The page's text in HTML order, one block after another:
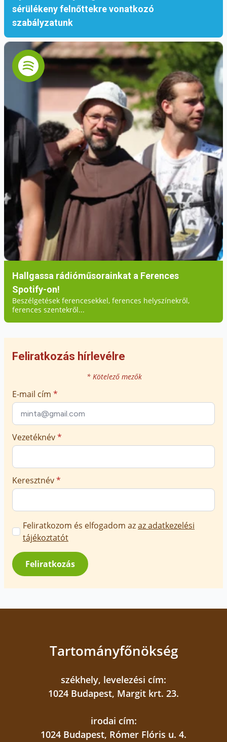
szeretetből odaadjuk.
A szeretetből odaadott élet találkozhat akár a
halállal is, ahogyan az Úr Jézussal is történt.
De ez egy megváltott élet, azaz egy olyan élet,
amely nem ér véget, nem múlik el, és nem
osztozik a Templom sorsában, amelyből kő
kövön nem marad.
Azzal ellentétben egy olyan élet, amelyet
teljesen a szeretetért áldoztak fel, a
legmagasabb tanúságtétel.
Erre az életre érdemes csodálattal tekinteni,
mint valami maradandóra, mint valamire, amit
még a halál sem vehet el.
+ Pierbattista
(ford.: Szatmári Györgyi)
sérülékeny felnőttekre vonatkozó
szabályzatunk
Hallgassa rádióműsorainkat a Ferences
Spotify-on!
Beszélgetések ferencesekkel, ferences helyszínekről,
ferences szentekről...
Feliratkozás hírlevélre
* Kötelező mezők
E-mail cím *
Vezetéknév*
Keresztnév*
Marketing
üzenetek
jóváhagyása
*
Feliratkozom és elfogadom azaz adatkezelési
tájékoztatót
Feliratkozás
Tartományfőnökség
székhely, levelezési cím:
1024 Budapest, Margit krt. 23.
irodai cím:
1024 Budapest, Rómer Flóris u. 4.